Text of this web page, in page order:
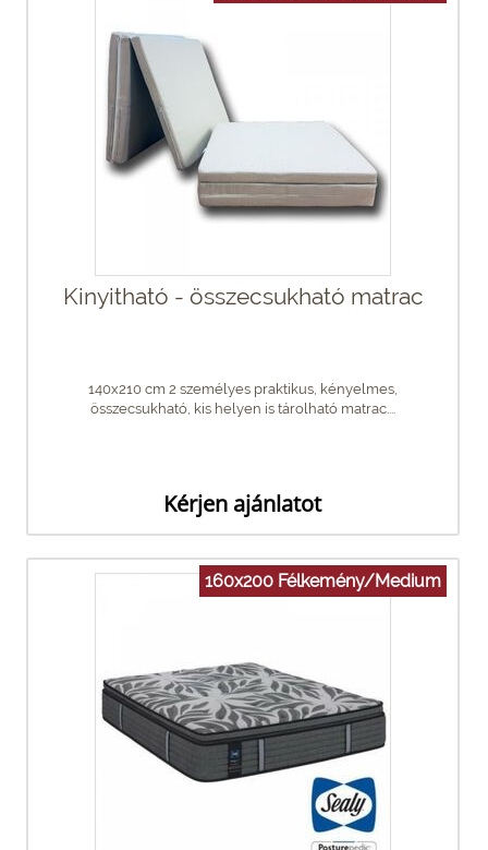
Kinyitható - összecsukható matrac
140x210 cm 2 személyes praktikus, kényelmes,
összecsukható, kis helyen is tárolható matrac....
Kérjen ajánlatot
160x200 Félkemény/Medium